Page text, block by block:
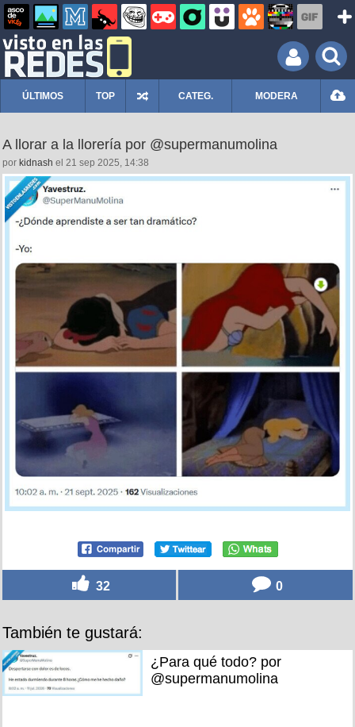
ÚLTIMOS TOP CATEG. MODERA
A llorar a la llorería por @supermanumolina
por kidnash el 21 sep 2025, 14:38
32 0
También te gustará:
¿Para qué todo? por
@supermanumolina